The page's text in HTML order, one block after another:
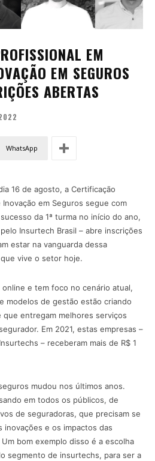
EM
EM SEGUROS
ABERTAS
WhatsApp
16 de agosto, a Certificação
em Seguros segue com
da 1ª turma no início do ano,
Insurtech Brasil – abre inscrições
estar na vanguarda dessa
vive o setor hoje.
e tem foco no cenário atual,
modelos de gestão estão criando
entregam melhores serviços
Em 2021, estas empresas –
– receberam mais de R$ 1
mudou nos últimos anos.
em todos os públicos, de
de seguradoras, que precisam se
inovações e os impactos das
bom exemplo disso é a escolha
segmento de insurtechs, para ser a